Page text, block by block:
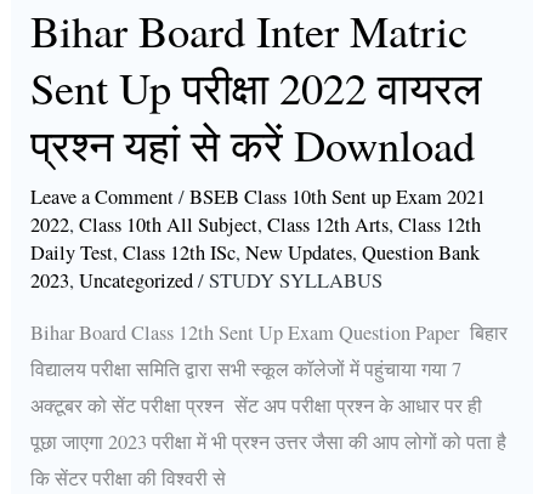
Bihar Board Inter Matric
Sent Up परीक्षा 2022 वायरल
प्रश्न यहां से करें Download
Leave a Comment/BSEB Class 10th Sent up Exam 2021
2022,Class 10th All Subject,Class 12th Arts,Class 12th
Daily Test,Class 12th ISc,New Updates,Question Bank
2023,Uncategorized/STUDY SYLLABUS
Bihar Board Class 12th Sent Up Exam Question Paper बिहार
विद्यालय परीक्षा समिति द्वारा सभी स्कूल कॉलेजों में पहुंचाया गया 7
अक्टूबर को सेंट परीक्षा प्रश्न सेंट अप परीक्षा प्रश्न के आधार पर ही
पूछा जाएगा 2023 परीक्षा में भी प्रश्न उत्तर जैसा की आप लोगों को पता है
कि सेंटर परीक्षा की विश्वरी से
यहां
से
करें
Download